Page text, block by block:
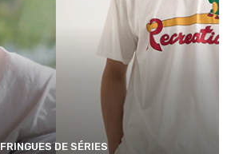
FRINGUES DE SÉRIES